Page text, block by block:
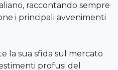
raccontando sempre
i principali avvenimenti
la sua sfida sul mercato
profusi del